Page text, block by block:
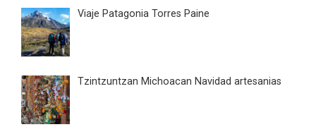
Viaje Patagonia Torres Paine
Tzintzuntzan Michoacan Navidad artesanias